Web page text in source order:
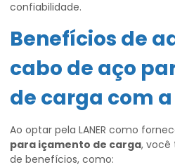
confiabilidade.
Benefícios de
cabo de aço
de carga com a
Ao optar pela LANER como
para içamento de carga, você
de benefícios, como: